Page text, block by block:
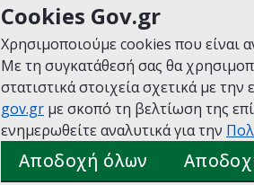
Cookies Gov.gr
Χρησιμοποιούμε cookies που είναι
Με τη συγκατάθεσή σας θα
στατιστικά στοιχεία σχετικά με
gov.gr με σκοπό τη βελτίωση της
ενημερωθείτε αναλυτικά για την
Αποδοχή όλων
Είναι χρήσιμη αυτή η σελίδα;
ΑρχικήΣχετικά με το gov.grΌροι
Πολιτική cookiesΠροτάσεις για το
Υλοποίηση από το Υπουργείο